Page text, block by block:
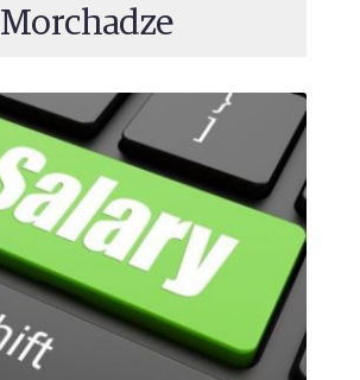
Morchadze